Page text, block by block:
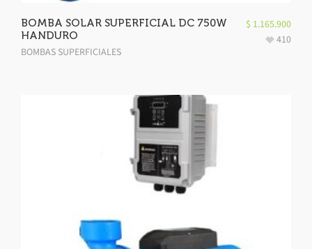
BOMBA SOLAR SUPERFICIAL DC 750W
HANDURO
BOMBAS SUPERFICIALES
$ 1.165.900
410